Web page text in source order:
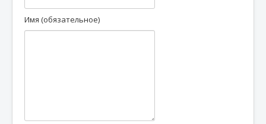
Имя (обязательное)